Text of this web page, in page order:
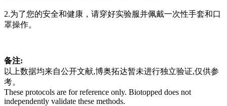
2.为了您的安全和健康，请穿好实验服并佩戴一次性手套和口
罩操作。
备注:
以上数据均来自公开文献,博奥拓达暂未进行独立验证,仅供参
考。
These protocols are for reference only. Biotopped does not
independently validate these methods.